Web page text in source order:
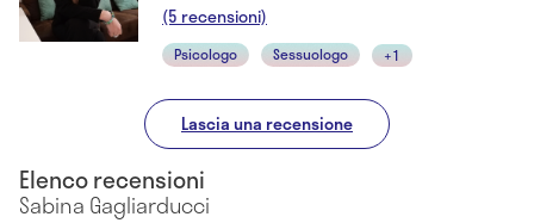
(5 recensioni)
Psicologo Sessuologo +1
Lascia una recensione
Elenco recensioni
Sabina Gagliarducci